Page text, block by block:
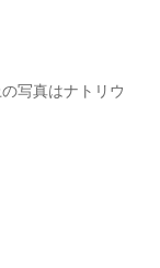
写真はナトリウ